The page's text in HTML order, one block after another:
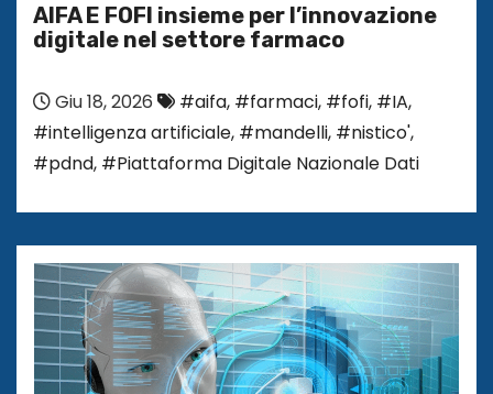
AIFA E FOFI insieme per l’innovazione
digitale nel settore farmaco
Giu 18, 2026 #aifa, #farmaci, #fofi, #IA,
#intelligenza artificiale, #mandelli, #nistico',
#pdnd, #Piattaforma Digitale Nazionale Dati